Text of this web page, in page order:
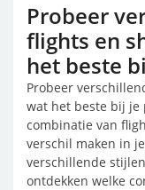
Probeer
flights en
het beste
Probeer
wat het beste bij je
combinatie van
verschil maken in
verschillende
ontdekken welke